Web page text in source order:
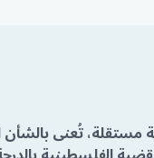
مستقلة، تُعنى